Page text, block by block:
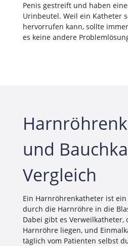
Penis gestreift und haben
Urinbeutel. Weil ein Katheter
hervorrufen kann, sollte
es keine andere
und
Vergleich
Ein Harnröhrenkatheter ist
durch die Harnröhre in die
Dabei gibt es
Harnröhre liegen, und
täglich vom Patienten selbst